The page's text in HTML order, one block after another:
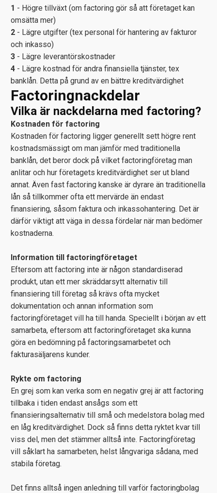
1 - Högre tillväxt (om factoring gör så att företaget kan
omsätta mer)
2 - Lägre utgifter (tex personal för hantering av fakturor
och inkasso)
3 - Lägre leverantörskostnader
4 - Lägre kostnad för andra finansiella tjänster, tex
banklån. Detta på grund av en bättre kreditvärdighet
Factoringnackdelar
Vilka är nackdelarna med factoring?
Kostnaden för factoring
Kostnaden för factoring ligger generellt sett högre rent
kostnadsmässigt om man jämför med traditionella
banklån, det beror dock på vilket factoringföretag man
anlitar och hur företagets kreditvärdighet ser ut bland
annat. Även fast factoring kanske är dyrare än traditionella
lån så tillkommer ofta ett mervärde än endast
finansiering, såsom faktura och inkassohantering. Det är
därför viktigt att väga in dessa fördelar när man bedömer
kostnaderna.
Information till factoringföretaget
Eftersom att factoring inte är någon standardiserad
produkt, utan ett mer skräddarsytt alternativ till
finansiering till företag så krävs ofta mycket
dokumentation och annan information som
factoringföretaget vill ha till handa. Speciellt i början av ett
samarbeta, eftersom att factoringföretaget ska kunna
göra en bedömning på factoringsamarbetet och
fakturasäljarens kunder.
Rykte om factoring
En grej som kan verka som en negativ grej är att factoring
tillbaka i tiden endast ansågs som ett
finansieringsalternativ till små och medelstora bolag med
en låg kreditvärdighet. Dock så finns detta ryktet kvar till
viss del, men det stämmer alltså inte. Factoringföretag
vill såklart ha samarbeten, helst långvariga sådana, med
stabila företag.
Det finns alltså ingen anledning till varför factoringbolag